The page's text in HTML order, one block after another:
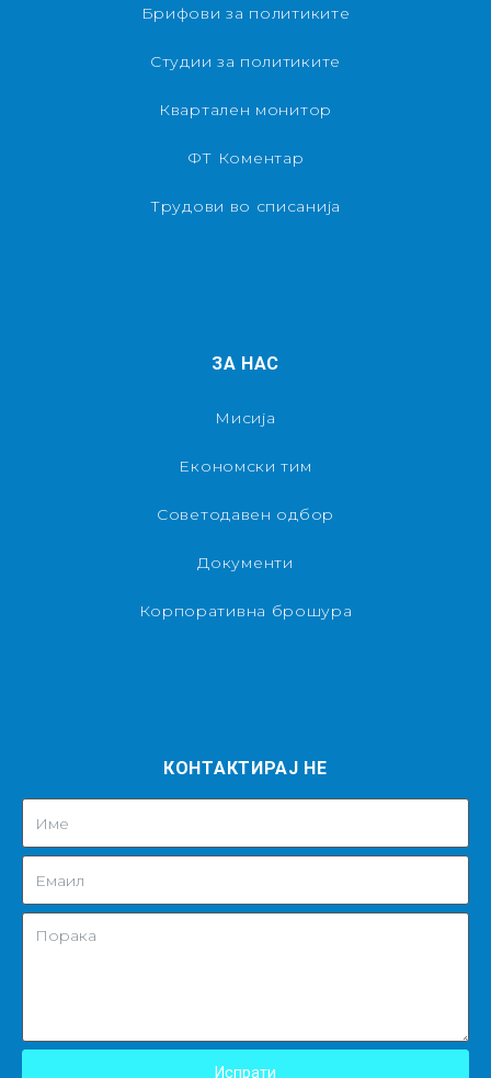
Брифови за политиките
Студии за политиките
Квартален монитор
ФТ Коментар
Трудови во списанија
ЗА НАС
Мисија
Економски тим
Советодавен одбор
Документи
Корпоративна брошура
КОНТАКТИРАЈ НЕ
Испрати